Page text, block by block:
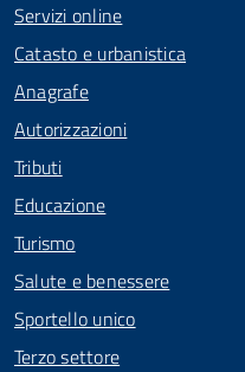
Servizi online
Catasto e urbanistica
Anagrafe
Autorizzazioni
Tributi
Educazione
Turismo
Salute e benessere
Sportello unico
Terzo settore